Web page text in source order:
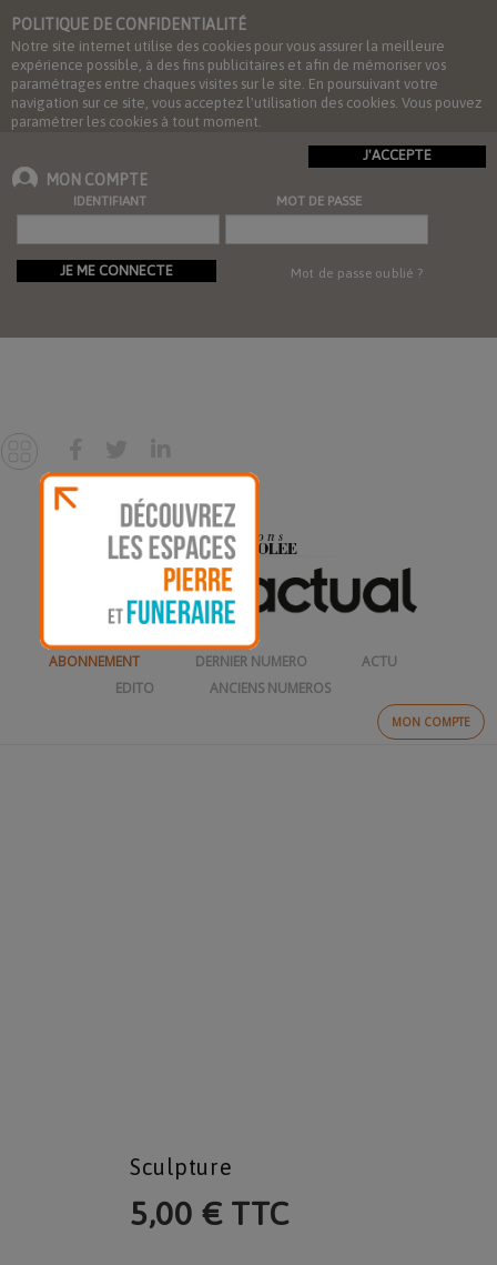
POLITIQUE DE CONFIDENTIALITÉ
Notre site internet utilise des cookies pour vous assurer la meilleure
expérience possible, à des fins publicitaires et afin de mémoriser vos
paramétrages entre chaques visites sur le site. En poursuivant votre
navigation sur ce site, vous acceptez l'utilisation des cookies. Vous pouvez
paramétrer les cookies à tout moment.
J'ACCEPTE
MON COMPTE
IDENTIFIANT MOT DE PASSE
JE ME CONNECTE Mot de passe oublié ?
MON COMPTE
ABONNEMENT DERNIER NUMERO
ACTU
EDITO
ANCIENS NUMEROS
Sculpture
5,00 € TTC